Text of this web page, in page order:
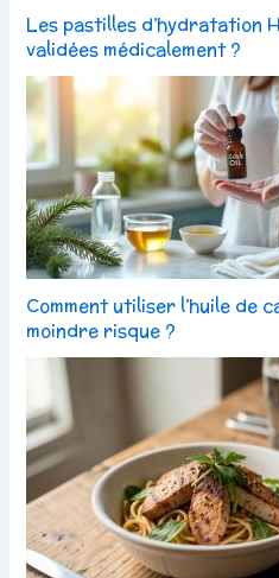
Les pastilles d’hydratation
validées médicalement ?
Comment utiliser l’huile de
moindre risque ?